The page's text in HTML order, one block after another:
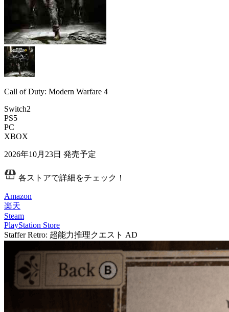
Call of Duty: Modern Warfare 4
Switch2
PS5
PC
XBOX
2026年10月23日 発売予定
各ストアで詳細をチェック！
Amazon
楽天
Steam
PlayStation Store
Staffer Retro: 超能力推理クエスト AD